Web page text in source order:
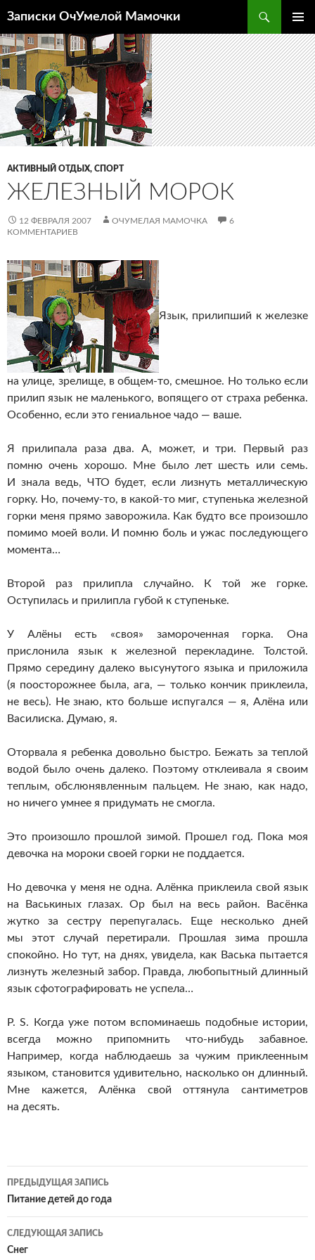
содержимому
Записки ОчУмелой Мамочки
МЕНЮ
АКТИВНЫЙ ОТДЫХ, СПОРТ
ЖЕЛЕЗНЫЙ МОРОК
12 ФЕВРАЛЯ 2007 ОЧУМЕЛАЯ МАМОЧКА
6
КОММЕНТАРИЕВ
Язык, прилипший к железке
на улице, зрелище, в общем-то, смешное. Но только если
прилип язык не маленького, вопящего от страха ребенка.
Особенно, если это гениальное чадо — ваше.
Я прилипала раза два. А, может, и три. Первый раз
помню очень хорошо. Мне было лет шесть или семь.
И знала ведь, ЧТО будет, если лизнуть металлическую
горку. Но, почему-то, в какой-то миг, ступенька железной
горки меня прямо заворожила. Как будто все произошло
помимо моей воли. И помню боль и ужас последующего
момента…
Второй раз прилипла случайно. К той же горке.
Оступилась и прилипла губой к ступеньке.
У Алёны есть «своя» замороченная горка. Она
прислонила язык к железной перекладине. Толстой.
Прямо середину далеко высунутого языка и приложила
(я поосторожнее была, ага, — только кончик приклеила,
не весь). Не знаю, кто больше испугался — я, Алёна или
Василиска. Думаю, я.
Оторвала я ребенка довольно быстро. Бежать за теплой
водой было очень далеко. Поэтому отклеивала я своим
теплым, обслюнявленным пальцем. Не знаю, как надо,
но ничего умнее я придумать не смогла.
Это произошло прошлой зимой. Прошел год. Пока моя
девочка на мороки своей горки не поддается.
Но девочка у меня не одна. Алёнка приклеила свой язык
на Васькиных глазах. Ор был на весь район. Васёнка
жутко за сестру перепугалась. Еще несколько дней
мы этот случай перетирали. Прошлая зима прошла
спокойно. Но тут, на днях, увидела, как Васька пытается
лизнуть железный забор. Правда, любопытный длинный
язык сфотографировать не успела…
P. S. Когда уже потом вспоминаешь подобные истории,
всегда можно припомнить что-нибудь забавное.
Например, когда наблюдаешь за чужим приклеенным
языком, становится удивительно, насколько он длинный.
Мне кажется, Алёнка свой оттянула сантиметров
на десять.
Навигация
по
записям
ПРЕДЫДУЩАЯ ЗАПИСЬ
Питание детей до года
СЛЕДУЮЩАЯ ЗАПИСЬ
Снег